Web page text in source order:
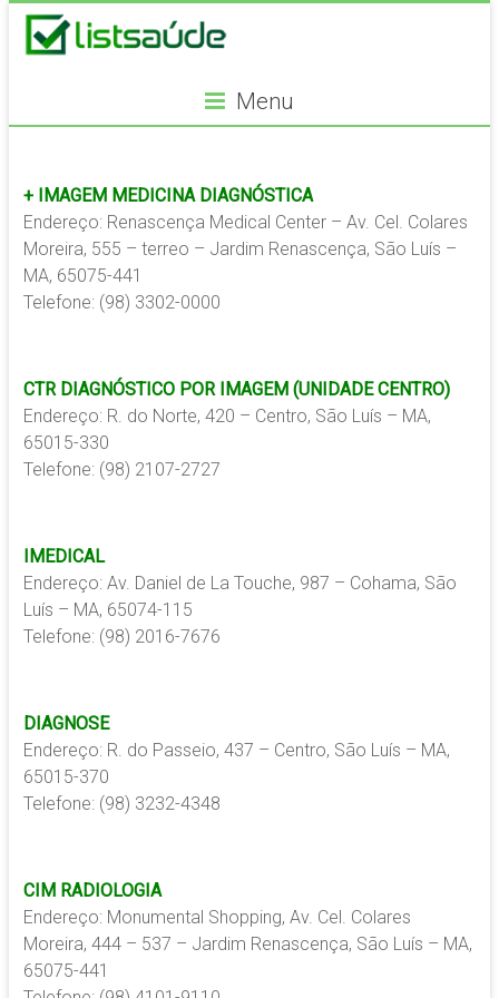
Menu
+ IMAGEM MEDICINA DIAGNÓSTICA
Endereço: Renascença Medical Center – Av. Cel. Colares
Moreira, 555 – terreo – Jardim Renascença, São Luís –
MA, 65075-441
Telefone: (98) 3302-0000
CTR DIAGNÓSTICO POR IMAGEM (UNIDADE CENTRO)
Endereço: R. do Norte, 420 – Centro, São Luís – MA,
65015-330
Telefone: (98) 2107-2727
IMEDICAL
Endereço: Av. Daniel de La Touche, 987 – Cohama, São
Luís – MA, 65074-115
Telefone: (98) 2016-7676
DIAGNOSE
Endereço: R. do Passeio, 437 – Centro, São Luís – MA,
65015-370
Telefone: (98) 3232-4348
CIM RADIOLOGIA
Endereço: Monumental Shopping, Av. Cel. Colares
Moreira, 444 – 537 – Jardim Renascença, São Luís – MA,
65075-441